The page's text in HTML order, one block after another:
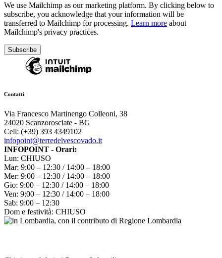
We use Mailchimp as our marketing platform. By clicking below to
subscribe, you acknowledge that your information will be
transferred to Mailchimp for processing. Learn more about
Mailchimp's privacy practices.
Contatti
Via Francesco Martinengo Colleoni, 38
24020 Scanzorosciate - BG
Cell: (+39) 393 4349102
infopoint@terredelvescovado.it
INFOPOINT - Orari:
Lun: CHIUSO
Mar: 9:00 – 12:30 / 14:00 – 18:00
Mer: 9:00 – 12:30 / 14:00 – 18:00
Gio: 9:00 – 12:30 / 14:00 – 18:00
Ven: 9:00 – 12:30 / 14:00 – 18:00
Sab: 9:00 – 12:30
Dom e festività: CHIUSO